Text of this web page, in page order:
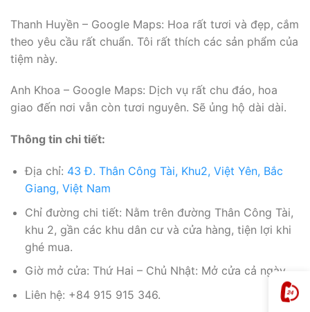
Thanh Huyền – Google Maps: Hoa rất tươi và đẹp, cắm
theo yêu cầu rất chuẩn. Tôi rất thích các sản phẩm của
tiệm này.
Anh Khoa – Google Maps: Dịch vụ rất chu đáo, hoa
giao đến nơi vẫn còn tươi nguyên. Sẽ ủng hộ dài dài.
Thông tin chi tiết:
Địa chỉ: 43 Đ. Thân Công Tài, Khu2, Việt Yên, Bắc
Giang, Việt Nam
Chỉ đường chi tiết: Nằm trên đường Thân Công Tài,
khu 2, gần các khu dân cư và cửa hàng, tiện lợi khi
ghé mua.
Giờ mở cửa: Thứ Hai – Chủ Nhật: Mở cửa cả ngày.
Liên hệ: +84 915 915 346.